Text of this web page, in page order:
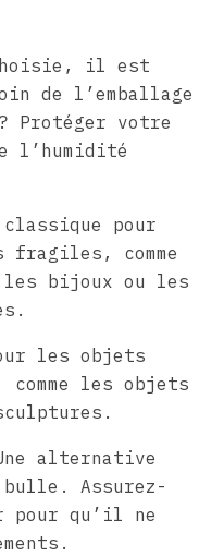
il est
de l’emballage
votre
l’humidité
classique pour
comme
bijoux ou les
les objets
les objets
alternative
bulle. Assurez-
pour qu’il ne